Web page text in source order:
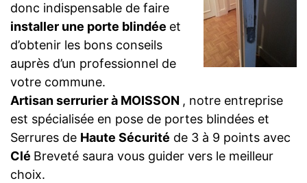
donc indispensable de faire
installer une porte blindée et
d’obtenir les bons conseils
auprès d’un professionnel de
votre commune.
Artisan serrurier à MOISSON , notre entreprise
est spécialisée en pose de portes blindées et
Serrures de Haute Sécurité de 3 à 9 points avec
Clé Breveté saura vous guider vers le meilleur
choix.